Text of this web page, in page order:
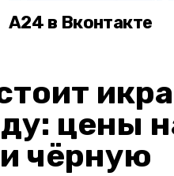
А24 в Вконтакте
цены
чёрную